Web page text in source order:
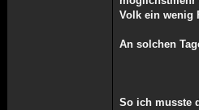
Volk ein wenig
An solchen
So ich musste